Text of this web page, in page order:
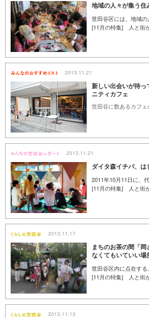
地域の人々が集う住
[11月の特集] 人と街がつな
2013.11.21
新しい出会いが待っ
ニティカフェ
2013.11.21
ダイタ森イチバ、は
[11月の特集] 人と街がつな
2013.11.17
まちのお茶の間「
なくてもいていい場
[11月の特集] 人と街がつな
2013.11.13